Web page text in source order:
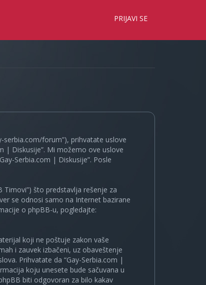
PRIJAVI SE
serbia.com/forum”), prihvatate uslove
| Diskusije”. Mi možemo ove uslove
Serbia.com | Diskusije”. Posle
Timovi”) što predstavlja rešenje za
se odnosi samo na Internet bazirane
o phpBB-u, pogledajte:
koji ne poštuje zakon vaše
i zauvek izbačeni, uz obaveštenje
Prihvatate da “Gay-Serbia.com |
koju unesete bude sačuvana u
biti odgovoran za bilo kakav